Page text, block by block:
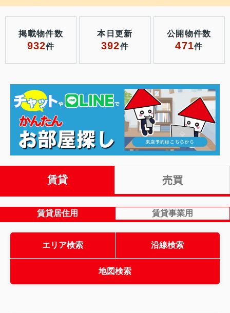
掲載物件数
932件
本日更新
392件
公開物件数
471件
賃貸 売買
賃貸居住用 賃貸事業用
エリア検索 沿線検索
地図検索